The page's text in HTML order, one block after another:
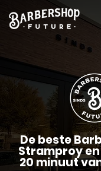
De beste
Stramproy
20 minuut